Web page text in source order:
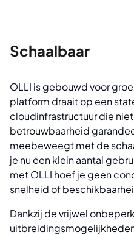
Schaalbaar
OLLI is gebouwd voor
platform draait op een
cloudinfrastructuur die
betrouwbaarheid
meebeweegt met de
je nu een klein aantal
met OLLI hoef je geen
snelheid of
Dankzij de vrijwel